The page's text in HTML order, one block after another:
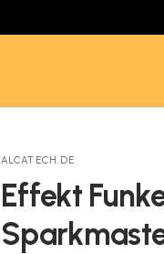
ALCATECH.DE
Effekt